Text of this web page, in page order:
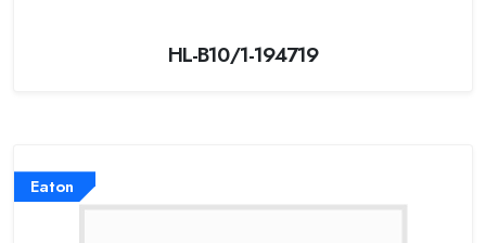
HL-B10/1-194719
Eaton